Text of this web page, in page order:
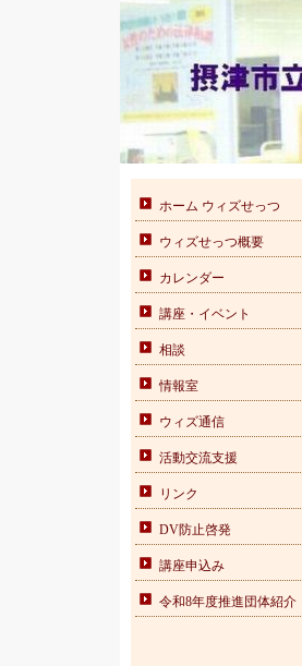
ホーム ウィズせっつ
ウィズせっつ概要
カレンダー
講座・イベント
相談
情報室
ウィズ通信
活動交流支援
リンク
DV防止啓発
講座申込み
令和8年度推進団体紹介